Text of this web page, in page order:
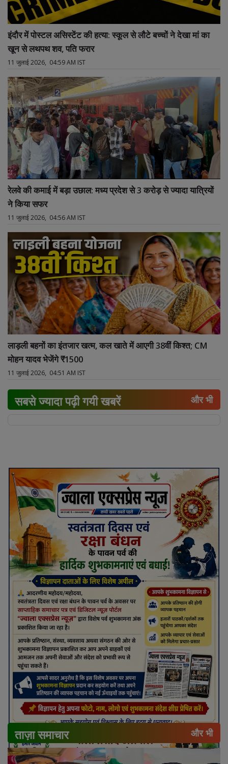
इंदौर में पोस्टल असिस्टेंट की हत्या: स्कूल से लौटे बच्चों ने देखा मां का
खून से लथपथ शव, पति फरार
11 जुलाई 2026, 04:59 AM IST
रेलवे की कमाई में बड़ा उछाल: मध्य प्रदेश से 3 करोड़ से ज्यादा यात्रियों
ने किया सफर
11 जुलाई 2026, 04:56 AM IST
लाड़ली बहनों का इंतजार खत्म, कल खाते में आएगी 38वीं किश्त; CM
मोहन यादव भेजेंगे ₹1500
11 जुलाई 2026, 04:51 AM IST
सबसे ज्यादा पढ़ी गयी खबरें और भी
ताज़ा समाचार और भी